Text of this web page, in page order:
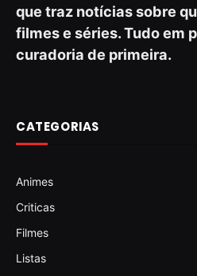
que traz notícias sobre
filmes e séries. Tudo em
curadoria de primeira.
CATEGORIAS
Animes
Criticas
Filmes
Listas